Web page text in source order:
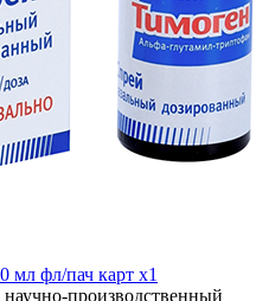
мл фл/пач карт x1
производственный